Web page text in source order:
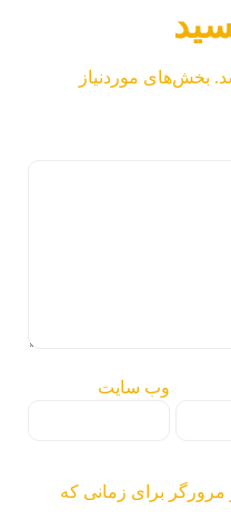
بخش‌های موردنیاز
وب‌ سایت
مرورگر برای زمانی که